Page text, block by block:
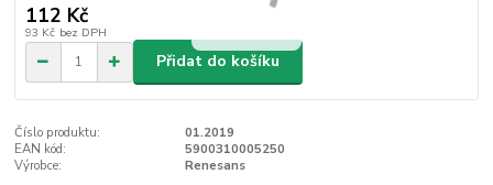
112 Kč
93 Kč bez DPH
Přidat do košíku
Číslo produktu:
01.2019
EAN kód:
5900310005250
Výrobce:
Renesans